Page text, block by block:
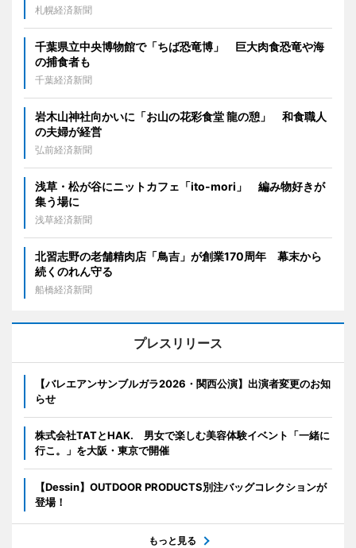
札幌経済新聞
千葉県立中央博物館で「ちば恐竜博」 巨大肉食恐竜や海
の捕食者も
千葉経済新聞
岩木山神社向かいに「お山の花彩食堂 龍の憩」 和食職人
の夫婦が経営
弘前経済新聞
浅草・松が谷にニットカフェ「ito-mori」 編み物好きが
集う場に
浅草経済新聞
北習志野の老舗精肉店「鳥吉」が創業170周年 幕末から
続くのれん守る
船橋経済新聞
プレスリリース
【バレエアンサンブルガラ2026・関西公演】出演者変更のお知
らせ
株式会社TATとHAK. 男女で楽しむ美容体験イベント「一緒に
行こ。」を大阪・東京で開催
【Dessin】OUTDOOR PRODUCTS別注バッグコレクションが
登場！
もっと見る